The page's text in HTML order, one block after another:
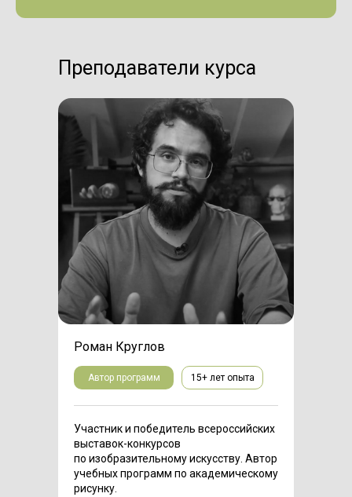
15+ лет опыта
Роман Круглов
Автор программ
Участник и победитель всероссийских
выставок-конкурсов
по изобразительному искусству. Автор
учебных программ по академическому
рисунку.
Преподаватели курса